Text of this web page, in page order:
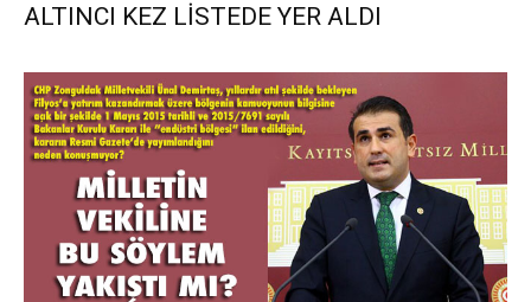
ALTINCI KEZ LİSTEDE YER ALDI